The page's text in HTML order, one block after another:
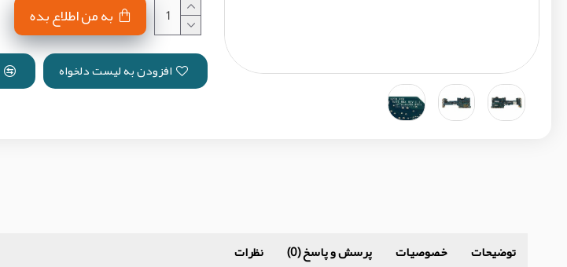
به من اطلاع بده
افزودن به لیست دلخواه
توضیحات خصوصیات پرسش و پاسخ (0) نظرات